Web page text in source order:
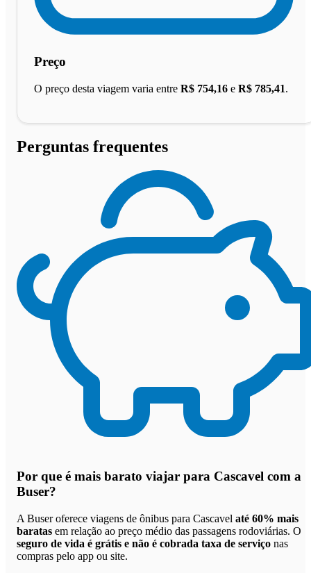
Preço
O preço desta viagem varia entre R$ 754,16 e R$ 785,41.
Perguntas frequentes
Por que é mais barato viajar para Cascavel com a
Buser?
A Buser oferece viagens de ônibus para Cascavel até 60% mais
baratas em relação ao preço médio das passagens rodoviárias. O
seguro de vida é grátis e não é cobrada taxa de serviço nas
compras pelo app ou site.